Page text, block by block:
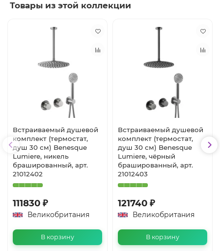
Товары из этой коллекции
Встраиваемый душевой
комплект (термостат,
душ 30 см) Benesque
Lumiere, никель
брашированный, арт.
21012402
111830 ₽
Великобритания
В корзину
Встраиваемый душевой
комплект (термостат,
душ 30 см) Benesque
Lumiere, чёрный
брашированный, арт.
21012403
121740 ₽
Великобритания
В корзину